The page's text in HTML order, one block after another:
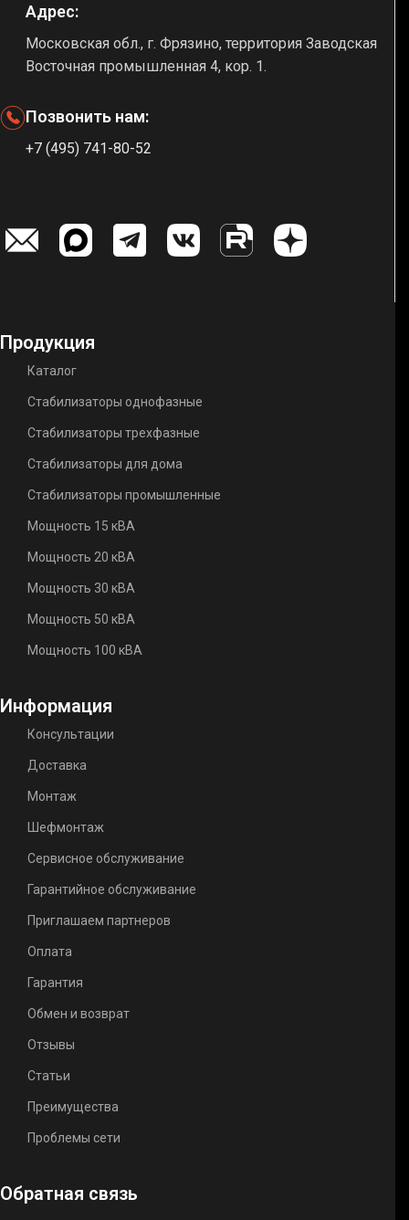
Адрес:
Московская обл., г. Фрязино, территория Заводская
Восточная промышленная 4, кор. 1.
Позвонить нам:
+7 (495) 741-80-52
Продукция
Каталог
Стабилизаторы однофазные
Стабилизаторы трехфазные
Стабилизаторы для дома
Стабилизаторы промышленные
Мощность 15 кВА
Мощность 20 кВА
Мощность 30 кВА
Мощность 50 кВА
Мощность 100 кВА
Информация
Консультации
Доставка
Монтаж
Шефмонтаж
Сервисное обслуживание
Гарантийное обслуживание
Приглашаем партнеров
Оплата
Гарантия
Обмен и возврат
Отзывы
Статьи
Преимущества
Проблемы сети
Обратная связь